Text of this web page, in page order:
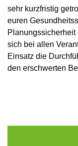
sehr kurzfristig
euren
sich bei allen
Einsatz die
den erschwerten